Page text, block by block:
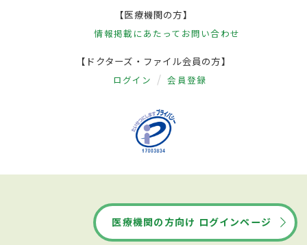
【医療機関の方】
情報掲載にあたって お問い合わせ
【ドクターズ・ファイル会員の方】
ログイン 会員登録
医療機関の方向け ログインページ